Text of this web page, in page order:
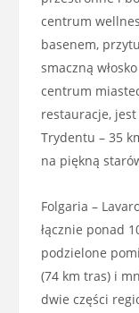
centrum
basenem,
smaczną
centrum
restauracje,
Trydentu – 35
na piękną
Folgaria –
łącznie ponad
podzielone
(74 km tras) i
dwie części